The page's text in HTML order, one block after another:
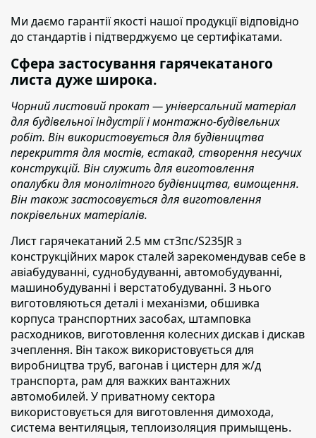
Ми даємо гарантії якості нашої продукції відповідно
до стандартів і підтверджуємо це сертифікатами.
Сфера застосування гарячекатаного
листа дуже широка.
Чорний листовий прокат — універсальний матеріал
для будівельної індустрії і монтажно-будівельних
робіт. Він використовується для будівництва
перекриття для мостів, естакад, створення несучих
конструкцій. Він служить для виготовлення
опалубки для монолітного будівництва, вимощення.
Він також застосовується для виготовлення
покрівельних матеріалів.
Лист гарячекатаний 2.5 мм ст3пс/S235JR з
конструкційних марок сталей зарекомендувавсебе в
авіабудуванні, суднобудуванні, автомобудуванні,
машинобудуванні і верстатобудуванні. З нього
виготовляються деталі і механізми, обшивка
корпуса транспортних засобах, штамповка
расходников, виготовлення колесних дискав і дискав
зчеплення. Він також використовується для
виробництва труб, вагонав і цистерн для ж/д
транспорта, рам для важких вантажних
автомобилей. У приватному сектора
використовується для виготовлення димохода,
система вентиляцыя, теплоизоляция примыщень.